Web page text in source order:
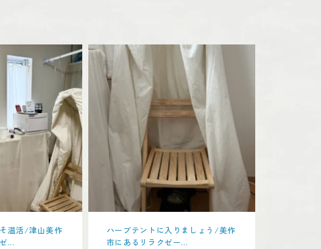
温活/津山美作
...
ハーブテントに入りましょう/美作
市にあるリラクゼー...